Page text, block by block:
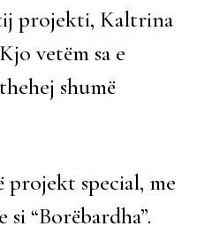
projekti, Kaltrina
vetëm sa e
shumë
projekt special, me
“Borëbardha”.